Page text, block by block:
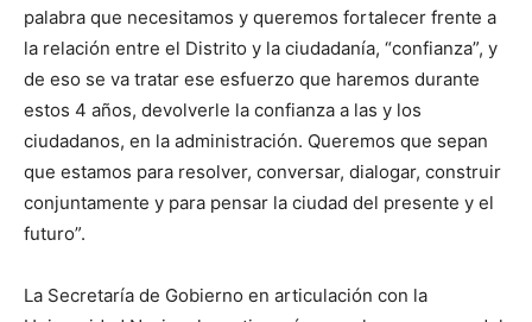
palabra que necesitamos y queremos fortalecer frente a
la relación entre el Distrito y la ciudadanía, “confianza”, y
de eso se va tratar ese esfuerzo que haremos durante
estos 4 años, devolverle la confianza a las y los
ciudadanos, en la administración. Queremos que sepan
que estamos para resolver, conversar, dialogar, construir
conjuntamente y para pensar la ciudad del presente y el
futuro”.
La Secretaría de Gobierno en articulación con la